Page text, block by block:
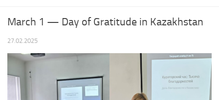
March 1 — Day of Gratitude in Kazakhstan
27.02.2025